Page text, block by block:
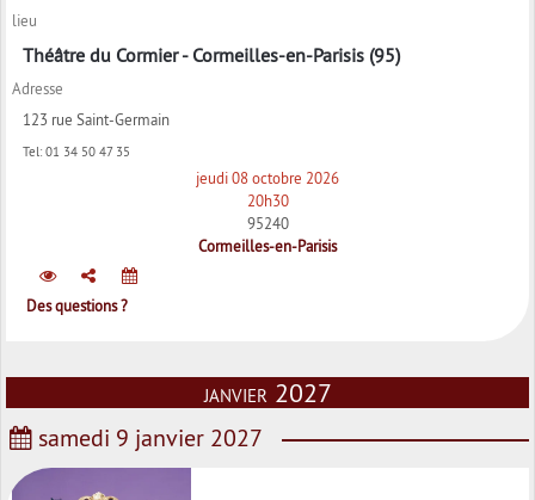
lieu
Théâtre du Cormier - Cormeilles-en-Parisis (95)
Adresse
123 rue Saint-Germain
Tel: 01 34 50 47 35
jeudi 08 octobre 2026
20h30
95240
Cormeilles-en-Parisis
Des questions ?
janvier 2027
samedi 9 janvier 2027